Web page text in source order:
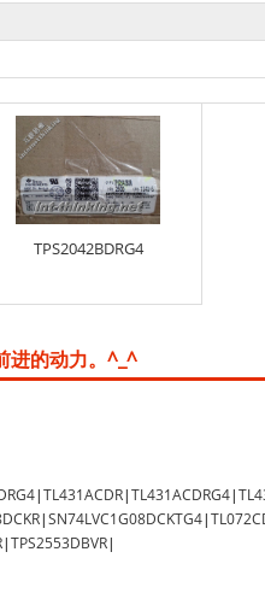
TPS2042BDRG4
进的动力。^_^
|TL431ACDR|TL431ACDRG4|
|SN74LVC1G08DCKTG4|
|TPS2553DBVR|